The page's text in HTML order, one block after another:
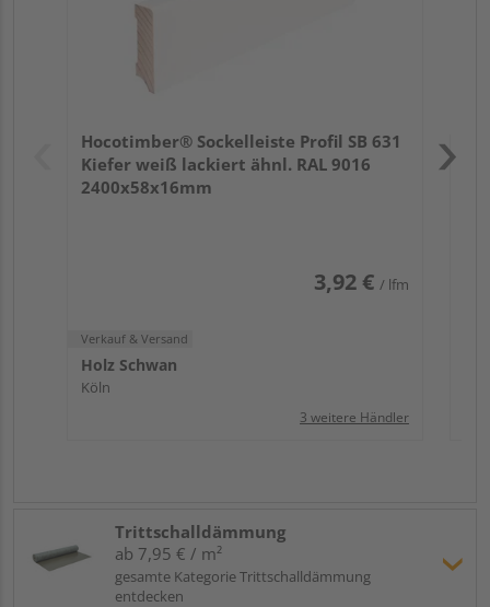
Hocotimber® Sockelleiste Profil SB 631
Kiefer weiß lackiert ähnl. RAL 9016
2400x58x16mm
3,92 € / lfm
Verkauf & Versand
Holz Schwan
Köln
3 weitere Händler
Trittschalldämmung
ab 7,95 € / m²
gesamte Kategorie Trittschalldämmung
entdecken